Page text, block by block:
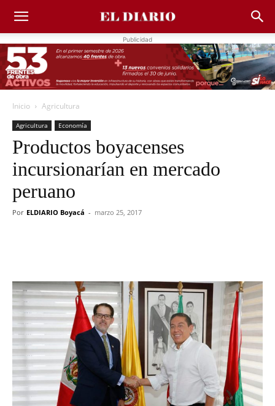
Publicidad
Inicio Agricultura
Agricultura Economía
Productos boyacenses
incursionarían en mercado
peruano
Por ELDIARIO Boyacá - marzo 25, 2017